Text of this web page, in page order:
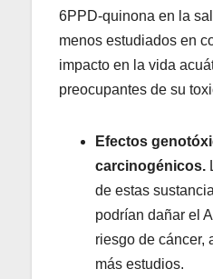
6PPD-quinona en la
menos estudiados en
impacto en la vida
preocupantes de su
Efectos
carcinogénicos.
de estas
podrían dañar el
riesgo de cáncer,
más estudios.